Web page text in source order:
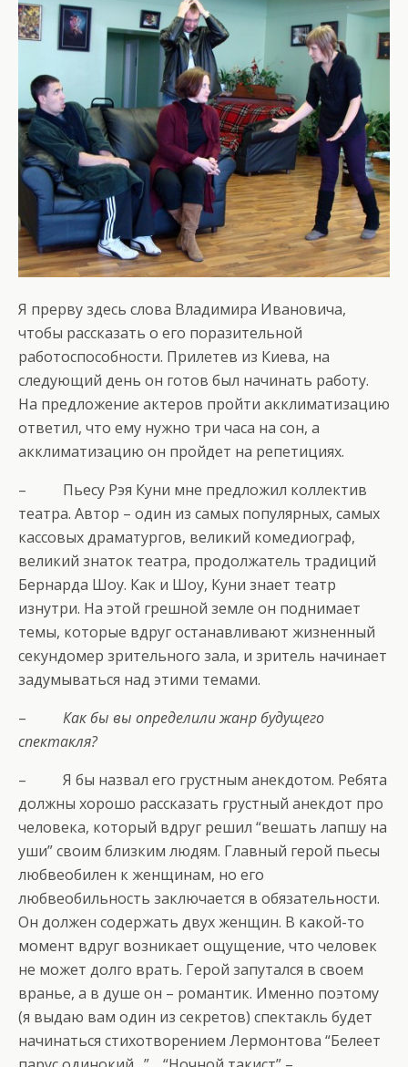
Я прерву здесь слова Владимира Ивановича,
чтобы рассказать о его поразительной
работоспособности. Прилетев из Киева, на
следующий день он готов был начинать работу.
На предложение актеров пройти акклиматизацию
ответил, что ему нужно три часа на сон, а
акклиматизацию он пройдет на репетициях.
– Пьесу Рэя Куни мне предложил коллектив
театра. Автор – один из самых популярных, самых
кассовых драматургов, великий комедиограф,
великий знаток театра, продолжатель традиций
Бернарда Шоу. Как и Шоу, Куни знает театр
изнутри. На этой грешной земле он поднимает
темы, которые вдруг останавливают жизненный
секундомер зрительного зала, и зритель начинает
задумываться над этими темами.
– Как бы вы определили жанр будущего
спектакля?
– Я бы назвал его грустным анекдотом. Ребята
должны хорошо рассказать грустный анекдот про
человека, который вдруг решил “вешать лапшу на
уши” своим близким людям. Главный герой пьесы
любвеобилен к женщинам, но его
любвеобильность заключается в обязательности.
Он должен содержать двух женщин. В какой-то
момент вдруг возникает ощущение, что человек
не может долго врать. Герой запутался в своем
вранье, а в душе он – романтик. Именно поэтому
(я выдаю вам один из секретов) спектакль будет
начинаться стихотворением Лермонтова “Белеет